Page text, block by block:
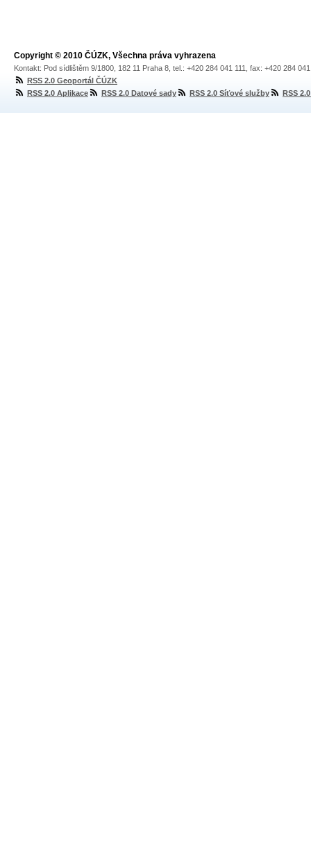
Copyright © 2010 ČÚZK, Všechna práva vyhrazena
Kontakt: Pod sídlištěm 9/1800, 182 11 Praha 8, tel.: +420 284 041 111, fax: +420 284
RSS 2.0 Geoportál ČÚZK
RSS 2.0 Aplikace
RSS 2.0 Datové sady RSS 2.0 Síťové služby RSS